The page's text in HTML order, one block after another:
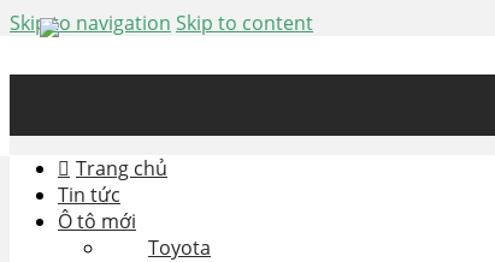
Skip to navigation Skip to content
Trang chủ
Tin tức
Ô tô mới
Toyota